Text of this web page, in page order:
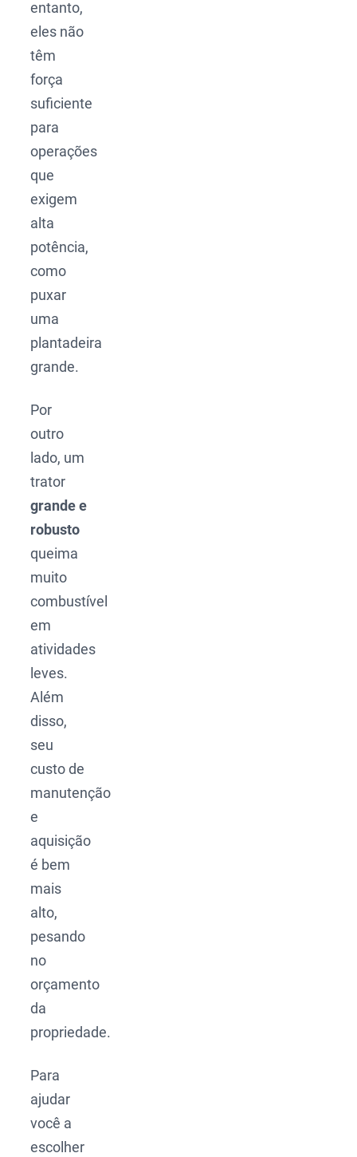
entanto,
eles não
têm
força
suficiente
para
operações
que
exigem
alta
potência,
como
puxar
uma
plantadeira
grande.
Por
outro
lado, um
trator
grande e
robusto
queima
muito
combustível
em
atividades
leves.
Além
disso,
seu
custo de
manutenção
e
aquisição
é bem
mais
alto,
pesando
no
orçamento
da
propriedade.
Para
ajudar
você a
escolher